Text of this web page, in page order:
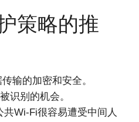
策略的推
输的加密和安全。
识别的机会。
Wi-Fi很容易遭受中间人